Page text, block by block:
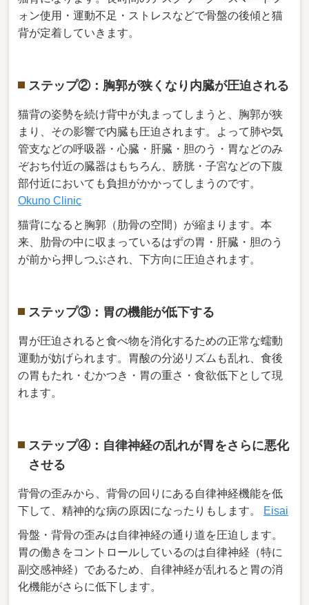
ォン使用・運動不足・ストレスなどで骨盤の後傾と猫
背が定着していきます。
ステップ②：胸郭が狭くなり内臓が圧迫される
猫背の姿勢を続け背中が丸まってしまうと、胸郭が狭
まり、その影響で内臓も圧迫されます。よって肺や気
管支などの呼吸器・心臓・肝臓・胆のう・胃などのみ
ぞおち付近の臓器はもちろん、膀胱・子宮などの下腹
部付近においても負担がかかってしまうのです。
Okuno Clinic
猫背になると胸郭（肋骨の空間）が縮まります。本
来、肋骨の中に収まっているはずの胃・肝臓・胆のう
が前から押しつぶされ、下方向に圧迫されます。
ステップ③：胃の機能が低下する
胃が圧迫されると食べ物を消化するための正常な蠕動
運動が妨げられます。胃酸の分泌リズムも乱れ、食後
の胃もたれ・むかつき・胃の重さ・食欲低下として現
れます。
ステップ④：自律神経の乱れが胃をさらに悪化
させる
背骨の歪みから、背骨の回りにある自律神経機能を低
下して、精神的な病の原因になったりもします。
Eisai
骨盤・背骨の歪みは自律神経の通り道を圧迫します。
胃の働きをコントロールしているのは自律神経（特に
副交感神経）であるため、自律神経が乱れると胃の消
化機能がさらに低下します。